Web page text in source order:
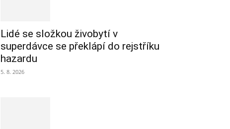
Lidé se složkou živobytí v
superdávce se překlápí do rejstříku
hazardu
5. 8. 2026